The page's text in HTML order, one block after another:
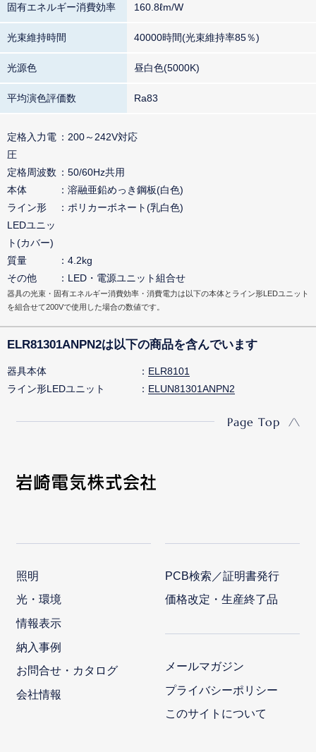
固有エネルギー消費効率 160.8ℓm/W
光束維持時間 40000時間(光束維持率85％)
光源色 昼白色(5000K)
平均演色評価数 Ra83
定格入力電
圧
200～242V対応
定格周波数
50/60Hz共用
本体
溶融亜鉛めっき鋼板(白色)
ライン形
LEDユニッ
ト(カバー)
ポリカーボネート(乳白色)
質量
4.2kg
その他
LED・電源ユニット組合せ
器具の光束・固有エネルギー消費効率・消費電力は以下の本体とライン形LEDユニット
を組合せて200Vで使用した場合の数値です。
ELR81301ANPN2は以下の商品を含んでいます
器具本体
ELR8101
ライン形LEDユニット
ELUN81301ANPN2
Page Top
照明
光・環境
情報表示
納入事例
お問合せ・カタログ
会社情報
PCB検索／証明書発行
価格改定・生産終了品
メールマガジン
プライバシーポリシー
このサイトについて